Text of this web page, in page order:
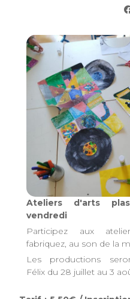
Ateliers d'arts
vendredi
Participez aux
fabriquez, au son de la
Les productions
Félix du 28 juillet au 3